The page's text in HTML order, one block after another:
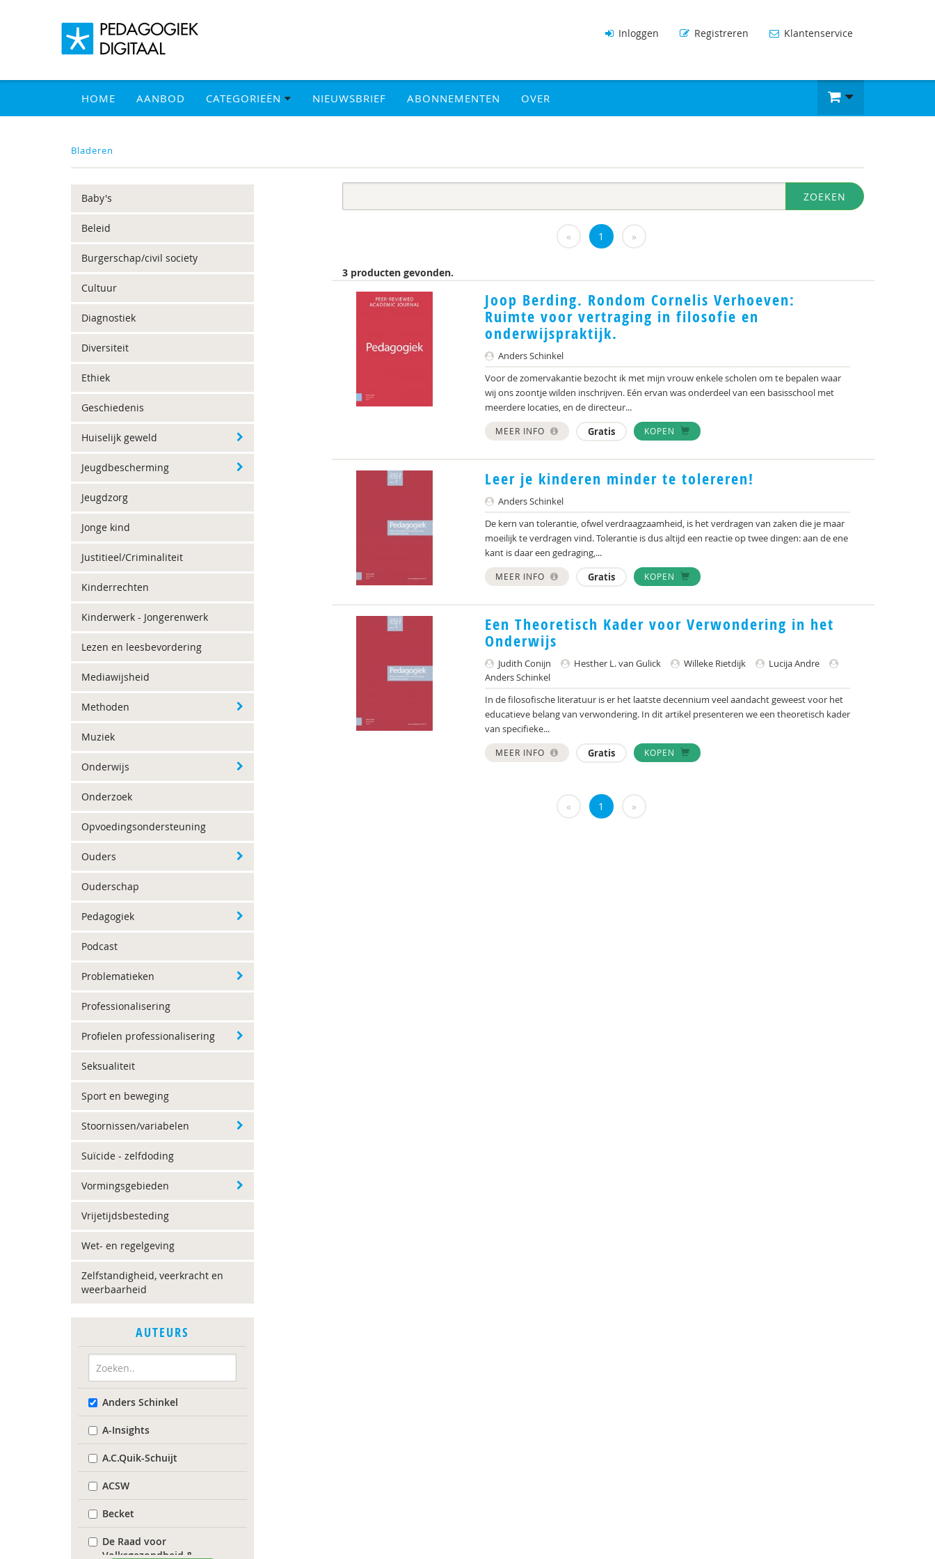
Inloggen Registreren Klantenservice
HOME AANBOD CATEGORIEËN NIEUWSBRIEF ABONNEMENTEN OVER
Bladeren
Baby's
Beleid
Burgerschap/civil society
Cultuur
Diagnostiek
Diversiteit
Ethiek
Geschiedenis
Huiselijk geweld
Jeugdbescherming
Jeugdzorg
Jonge kind
Justitieel/Criminaliteit
Kinderrechten
Kinderwerk - Jongerenwerk
Lezen en leesbevordering
Mediawijsheid
Methoden
Muziek
Onderwijs
Onderzoek
Opvoedingsondersteuning
Ouders
Ouderschap
Pedagogiek
Podcast
Problematieken
Professionalisering
Profielen professionalisering
Seksualiteit
Sport en beweging
Stoornissen/variabelen
Suïcide - zelfdoding
Vormingsgebieden
Vrijetijdsbesteding
Wet- en regelgeving
Zelfstandigheid, veerkracht en
weerbaarheid
AUTEURS
Anders Schinkel
A-Insights
A.C.Quik-Schuijt
ACSW
Becket
De Raad voor
Volksgezondheid &
ZOEKEN
« 1 »
3 producten gevonden.
Joop Berding. Rondom Cornelis Verhoeven:
Ruimte voor vertraging in filosofie en
onderwijspraktijk.
Anders Schinkel
Voor de zomervakantie bezocht ik met mijn vrouw enkele scholen om te bepalen waar
wij ons zoontje wilden inschrijven. Eén ervan was onderdeel van een basisschool met
meerdere locaties, en de directeur...
MEER INFO Gratis KOPEN
Leer je kinderen minder te tolereren!
Anders Schinkel
De kern van tolerantie, ofwel verdraagzaamheid, is het verdragen van zaken die je maar
moeilijk te verdragen vind. Tolerantie is dus altijd een reactie op twee dingen: aan de ene
kant is daar een gedraging,...
MEER INFO Gratis KOPEN
Een Theoretisch Kader voor Verwondering in het
Onderwijs
Judith Conijn Hesther L. van Gulick Willeke Rietdijk
Lucija Andre
Anders Schinkel
In de filosofische literatuur is er het laatste decennium veel aandacht geweest voor het
educatieve belang van verwondering. In dit artikel presenteren we een theoretisch kader
van specifieke...
MEER INFO Gratis KOPEN
« 1 »